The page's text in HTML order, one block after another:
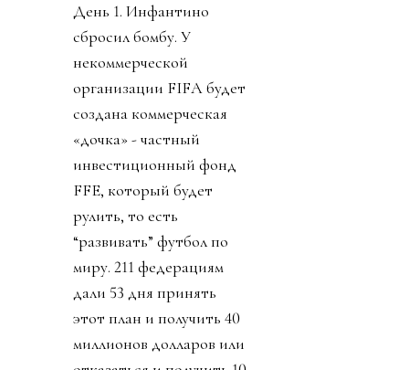
День 1. Инфантино
сбросил бомбу. У
некоммерческой
организации FIFA будет
создана коммерческая
«дочка» - частный
инвестиционный фонд
FFE, который будет
рулить, то есть
“развивать” футбол по
миру. 211 федерациям
дали 53 дня принять
этот план и получить 40
миллионов долларов или